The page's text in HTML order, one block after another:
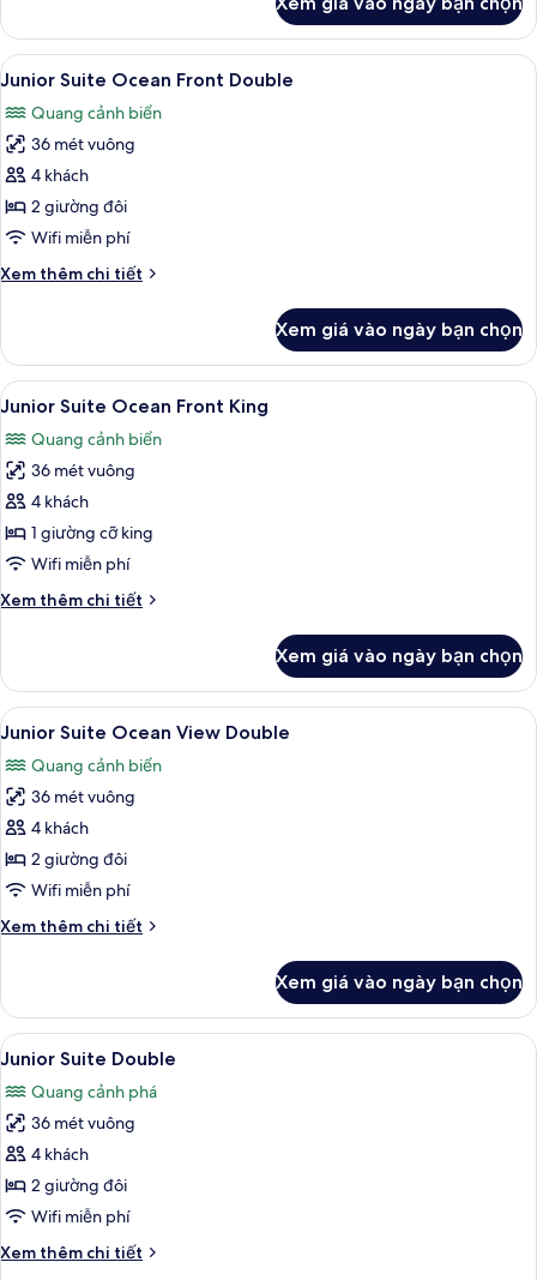
Master
Suite
Ocean
King
Xem
tất
cả
ảnh
Junior
Suite
Ocean
Double
Bộ đồ giường cao cấp, minibar với
3
Junior Suite Ocean Front Double
Quang cảnh biển
36 mét vuông
4 khách
2 giường đôi
Wifi miễn phí
Xem thêm chi tiết
Chi
Junior
Suite
Ocean
Double
Xem giá vào ngày bạn chọn
Xem
tất
cả
ảnh
Junior
Suite
Ocean
King
Bộ đồ giường cao cấp, minibar với
4
Junior Suite Ocean Front King
Quang cảnh biển
36 mét vuông
4 khách
1 giường cỡ king
Wifi miễn phí
Xem thêm chi tiết
Chi
Junior
Suite
Ocean
King
Xem giá vào ngày bạn chọn
Xem
tất
cả
ảnh
Junior
Suite
Ocean
Double
Bộ đồ giường cao cấp, minibar với
5
Junior Suite Ocean View Double
Quang cảnh biển
36 mét vuông
4 khách
2 giường đôi
Wifi miễn phí
Xem thêm chi tiết
Chi
Junior
Suite
Ocean
Double
Xem giá vào ngày bạn chọn
Xem
tất
cả
ảnh
Junior
Suite
Double
Bộ đồ giường cao cấp, minibar với
3
Junior Suite Double
Quang cảnh phá
36 mét vuông
4 khách
2 giường đôi
Wifi miễn phí
Xem thêm chi tiết
Chi